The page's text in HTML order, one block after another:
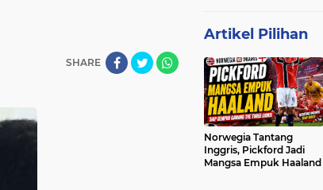
SHARE
Artikel Pilihan
Norwegia Tantang
Inggris, Pickford Jadi
Mangsa Empuk Haaland